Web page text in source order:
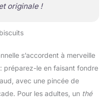
originale !
s’accordent à merveille
: préparez-le en faisant fondre
avec une pincée de
Pour les adultes, un thé